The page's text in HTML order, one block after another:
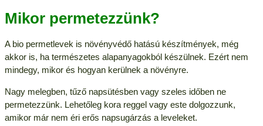
Mikor permetezzünk?
A bio permetlevek is növényvédő hatású készítmények, még
akkor is, ha természetes alapanyagokból készülnek. Ezért nem
mindegy, mikor és hogyan kerülnek a növényre.
Nagy melegben, tűző napsütésben vagy szeles időben ne
permetezzünk. Lehetőleg kora reggel vagy este dolgozzunk,
amikor már nem éri erős napsugárzás a leveleket.